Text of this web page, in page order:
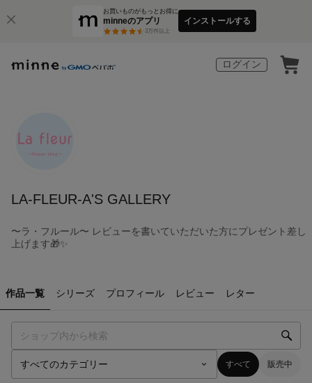
お買いものがもっとお得に
minneのアプリ
3万件以上
インストールする
ログイン
LA-FLEUR-A'S GALLERY
〜ラ・フルール〜 レビューを書いていただいた方にプレゼント差し
上げます🎁✨
作品一覧 シリーズ プロフィール レビュー レター
すべて 販売中